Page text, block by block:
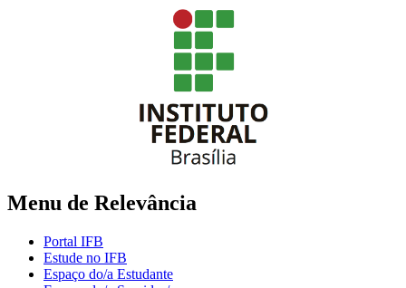
Menu de Relevância
Portal IFB
Estude no IFB
Espaço do/a Estudante